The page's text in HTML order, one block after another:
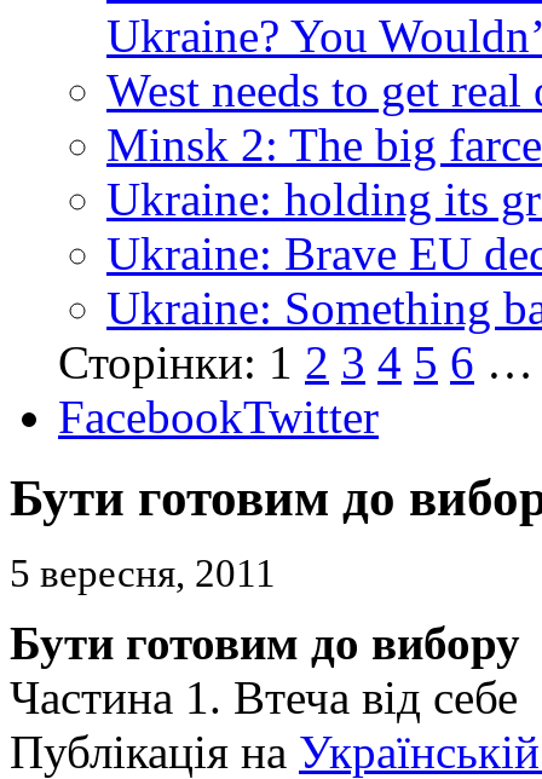
Ukraine? You
West needs to get
Minsk 2: The big
Ukraine: holding its
Ukraine: Brave EU
Ukraine: Something
Сторінки: 1 2 3 4 5 6 …
FacebookTwitter
Бути готовим до
5 вересня, 2011
Бути готовим до вибору
Частина 1. Втеча від себе
Публікація на